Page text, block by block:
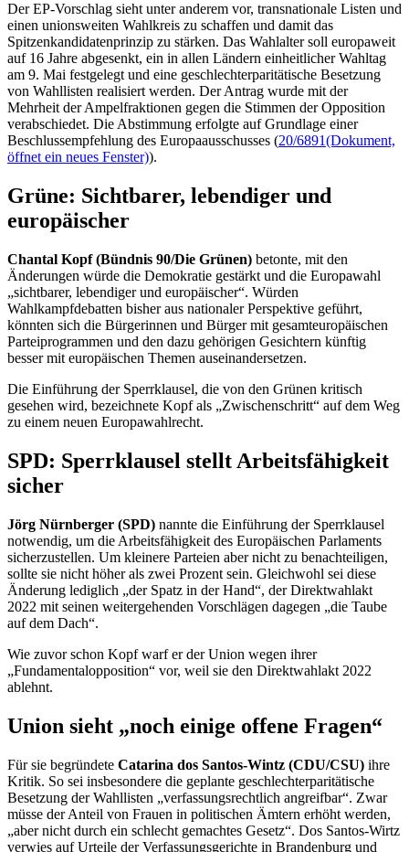
Der EP-Vorschlag sieht unter anderem vor, transnationale Listen und
einen unionsweiten Wahlkreis zu schaffen und damit das
Spitzenkandidatenprinzip zu stärken. Das Wahlalter soll europaweit
auf 16 Jahre abgesenkt, ein in allen Ländern einheitlicher Wahltag
am 9. Mai festgelegt und eine geschlechterparitätische Besetzung
von Wahllisten realisiert werden. Der Antrag wurde mit der
Mehrheit der Ampelfraktionen gegen die Stimmen der Opposition
verabschiedet. Die Abstimmung erfolgte auf Grundlage einer
Beschlussempfehlung des Europaausschusses (20/6891(Dokument,
öffnet ein neues Fenster)).
Grüne: Sichtbarer, lebendiger und
europäischer
Chantal Kopf (Bündnis 90/Die Grünen) betonte, mit den
Änderungen würde die Demokratie gestärkt und die Europawahl
„sichtbarer, lebendiger und europäischer“. Würden
Wahlkampfdebatten bisher aus nationaler Perspektive geführt,
könnten sich die Bürgerinnen und Bürger mit gesamteuropäischen
Parteiprogrammen und den dazu gehörigen Gesichtern künftig
besser mit europäischen Themen auseinandersetzen.
Die Einführung der Sperrklausel, die von den Grünen kritisch
gesehen wird, bezeichnete Kopf als „Zwischenschritt“ auf dem Weg
zu einem neuen Europawahlrecht.
SPD: Sperrklausel stellt Arbeitsfähigkeit
sicher
Jörg Nürnberger (SPD) nannte die Einführung der Sperrklausel
notwendig, um die Arbeitsfähigkeit des Europäischen Parlaments
sicherzustellen. Um kleinere Parteien aber nicht zu benachteiligen,
sollte sie nicht höher als zwei Prozent sein. Gleichwohl sei diese
Änderung lediglich „der Spatz in der Hand“, der Direktwahlakt
2022 mit seinen weitergehenden Vorschlägen dagegen „die Taube
auf dem Dach“.
Wie zuvor schon Kopf warf er der Union wegen ihrer
„Fundamentalopposition“ vor, weil sie den Direktwahlakt 2022
ablehnt.
Union sieht „noch einige offene Fragen“
Für sie begründete Catarina dos Santos-Wintz (CDU/CSU) ihre
Kritik. So sei insbesondere die geplante geschlechterparitätische
Besetzung der Wahllisten „verfassungsrechtlich angreifbar“. Zwar
müsse der Anteil von Frauen in politischen Ämtern erhöht werden,
„aber nicht durch ein schlecht gemachtes Gesetz“. Dos Santos-Wirtz
verwies auf Urteile der Verfassungsgerichte in Brandenburg und